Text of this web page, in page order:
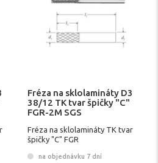
Fréza na sklolamináty D3
38/12 TK tvar špičky "C"
FGR-2M SGS
Fréza na sklolamináty TK tvar
špičky "C" FGR
na objednávku 7 dní